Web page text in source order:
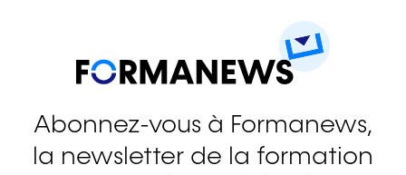
Abonnez-vous à Formanews,
la newsletter de la formation